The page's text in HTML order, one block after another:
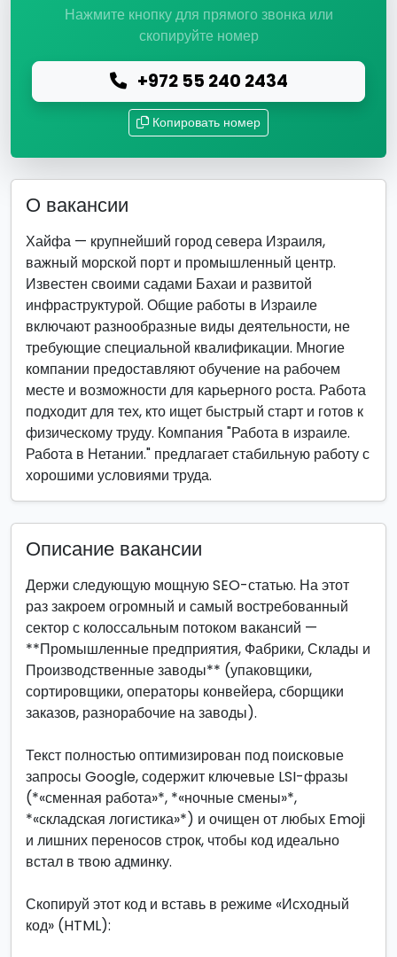
Нажмите кнопку для прямого звонка или
скопируйте номер
+972 55 240 2434
Копировать номер
О вакансии
Хайфа — крупнейший город севера Израиля,
важный морской порт и промышленный центр.
Известен своими садами Бахаи и развитой
инфраструктурой. Общие работы в Израиле
включают разнообразные виды деятельности, не
требующие специальной квалификации. Многие
компании предоставляют обучение на рабочем
месте и возможности для карьерного роста. Работа
подходит для тех, кто ищет быстрый старт и готов к
физическому труду. Компания "Работа в израиле.
Работа в Нетании." предлагает стабильную работу с
хорошими условиями труда.
Описание вакансии
Держи следующую мощную SEO-статью. На этот
раз закроем огромный и самый востребованный
сектор с колоссальным потоком вакансий —
**Промышленные предприятия, Фабрики, Склады и
Производственные заводы** (упаковщики,
сортировщики, операторы конвейера, сборщики
заказов, разнорабочие на заводы).
Текст полностью оптимизирован под поисковые
запросы Google, содержит ключевые LSI-фразы
(*«сменная работа»*, *«ночные смены»*,
*«складская логистика»*) и очищен от любых Emoji
и лишних переносов строк, чтобы код идеально
встал в твою админку.
Скопируй этот код и вставь в режиме «Исходный
код» (HTML):